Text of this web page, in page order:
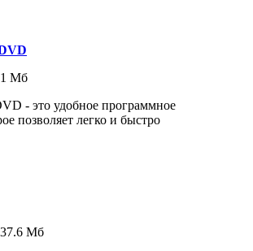
Мб
- это удобное программное
позволяет легко и быстро
Мб